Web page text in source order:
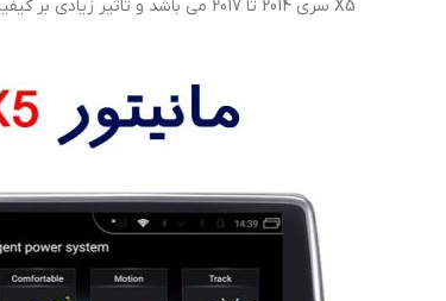
X5 سری 2014 تا 2017 می باشد و تاثیر زیادی بر کیفیت عملکرد این بخش در خودرو و افزایش قابلیت های رسانه ای ماشین و از طرفی زیبایی داشبورد دارد.